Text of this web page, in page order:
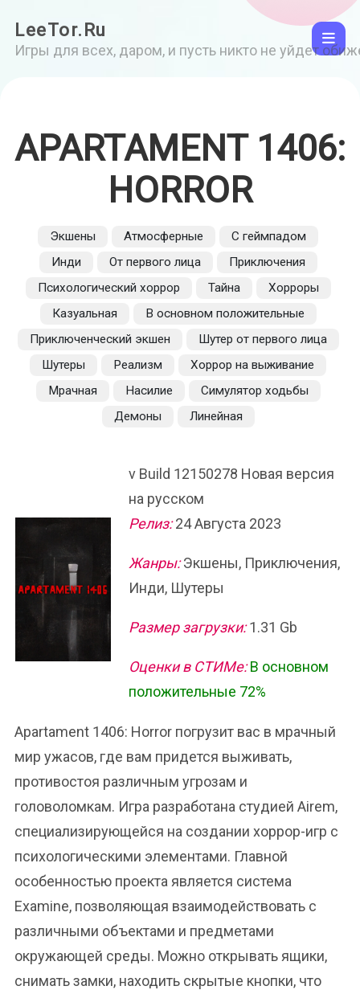
LeeTor.Ru
Игры для всех, даром, и пусть никто не уйдет
APARTAMENT 1406:
HORROR
Экшены Атмосферные
С геймпадом
Инди
От первого лица
Приключения
Психологический хоррор
Тайна
Хорроры
Казуальная
В основном положительные
Приключенческий экшен
Шутер от первого лица
Шутеры
Реализм
Хоррор на выживание
Мрачная
Насилие
Симулятор ходьбы
Демоны
Линейная
v Build 12150278 Новая версия
на русском
Релиз:24 Августа 2023
Жанры:Экшены, Приключения,
Инди, Шутеры
Размер загрузки:1.31 Gb
Оценки в СТИМе: В основном
положительные 72%
Apartament 1406: Horror погрузит вас в мрачный
мир ужасов, где вам придется выживать,
противостоя различным угрозам и
головоломкам. Игра разработана студией Airem,
специализирующейся на создании хоррор-игр с
психологическими элементами. Главной
особенностью проекта является система
Examine, позволяющая взаимодействовать с
различными объектами и предметами
окружающей среды. Можно открывать ящики,
снимать замки, находить скрытые кнопки, что